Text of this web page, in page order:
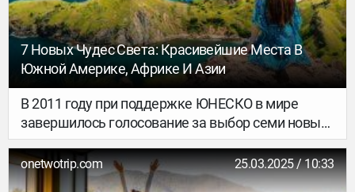
очередной тренд, который приобрел
популярность только благодаря маркетологам и
его польза сильно преувеличена.
7 Новых Чудес Света: Красивейшие Места В
Южной Америке, Африке И Азии
В 2011 году при поддержке ЮНЕСКО в мире
завершилось голосование за выбор семи новых
чудес природы на планете, в котором принимали
участие более 100 миллионов человек. В список
финалистов конкурса попали уникальные и
onetwotrip.com 25.03.2025 / 10:33